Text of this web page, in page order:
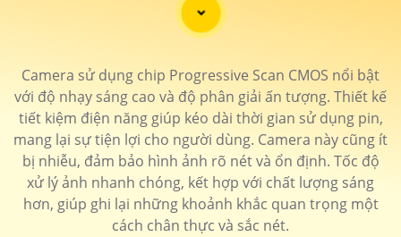
GIÁ LẮP
🔮 Lắp camera Dahua quay xoay/td>
330.000 VNĐ Camera xoay 360 zoom xa hình ảnh sắt nétCamera
Speedom
🔊 Camera IP Dahua giá rẻ
🔖 120.000 VNĐCamera Ip hình ảnh FULL HD 1080p hồng ngoại
30m
DH-IPC-HDW1230DT1-S5
Camera sử dụng chip Progressive Scan CMOS nổi bật
với độ nhạy sáng cao và độ phân giải ấn tượng. Thiết kế
tiết kiệm điện năng giúp kéo dài thời gian sử dụng pin,
mang lại sự tiện lợi cho người dùng. Camera này cũng ít
bị nhiễu, đảm bảo hình ảnh rõ nét và ổn định. Tốc độ
xử lý ảnh nhanh chóng, kết hợp với chất lượng sáng
hơn, giúp ghi lại những khoảnh khắc quan trọng một
cách chân thực và sắc nét.